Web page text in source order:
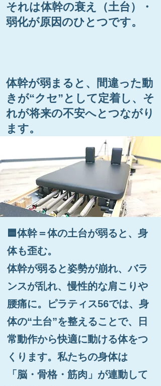
それは体幹の衰え（土台）・
弱化が原因のひとつです。
体幹が弱まると、間違った動
きが“クセ”として定着し、そ
れが将来の不安へとつながり
ます。
🟦体幹＝体の土台が弱ると、身
体も歪む。
体幹が弱ると姿勢が崩れ、バラ
ンスが乱れ、慢性的な肩こりや
腰痛に。ピラティス56では、身
体の“土台”を整えることで、日
常動作から快適に動ける体をつ
くります。私たちの身体は
「脳・骨格・筋肉」が連動して